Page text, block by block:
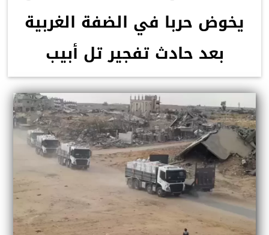
يخوض حربا في الضفة الغربية
بعد حادث تفجير تل أبيب